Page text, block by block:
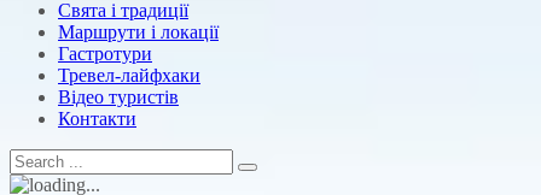
Свята і традиції
Маршрути і локації
Гастротури
Тревел-лайфхаки
Відео туристів
Контакти